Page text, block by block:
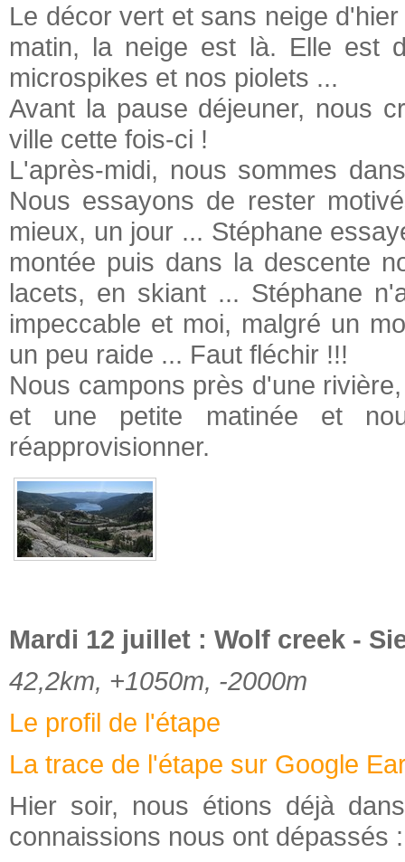
Le décor vert et sans neige
matin, la neige est là. Elle est
microspikes et nos piolets ...
Avant la pause déjeuner, nous
ville cette fois-ci !
L'après-midi, nous sommes
Nous essayons de rester
mieux, un jour ... Stéphane
montée puis dans la descente
lacets, en skiant ... Stéphane
impeccable et moi, malgré un
un peu raide ... Faut fléchir !!!
Nous campons près d'une
et une petite matinée et
réapprovisionner.
Mardi 12 juillet : Wolf creek -
42,2km, +1050m, -2000m
Le profil de l'étape
La trace de l'étape sur Google
Hier soir, nous étions déjà
connaissions nous ont dépassés